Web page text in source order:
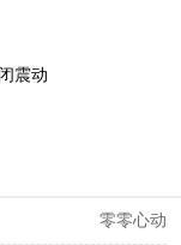
震动
零零心动